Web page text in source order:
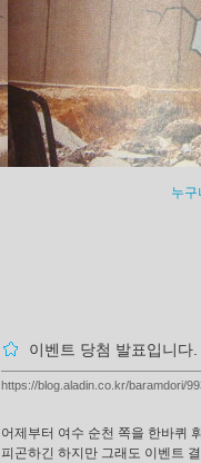
누구
이벤트 당첨 발표입니다.
https://blog.aladin.co.kr/baramdori/
어제부터 여수 순천 쪽을 한바퀴
피곤하긴 하지만 그래도 이벤트